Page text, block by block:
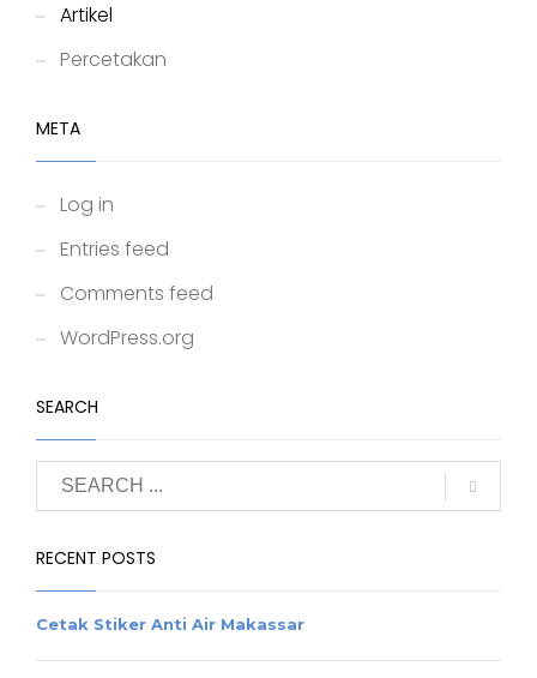
Artikel
Percetakan
META
Log in
Entries feed
Comments feed
WordPress.org
SEARCH
RECENT POSTS
Cetak Stiker Anti Air Makassar